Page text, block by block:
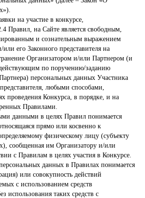
на участие в конкурсе,
Правил, на Сайте является свободным,
и сознательным выражением
или его Законного представителя на
Организатором и/или Партнером (и
по поручению/заданию
персональных данных Участника
любыми способами,
проведения Конкурса, в порядке, и на
Правилами.
данными в целях Правил понимается
прямо или косвенно к
физическому лицу (субъекту
сообщенная им Организатору и/или
с Правилам в целях участия в Конкурсе.
данных в Правилах понимается
или совокупность действий
с использованием средств
использования таких средств с
«В гостях у сказки».
опубликованные на сайте,
возможно только с
телеканала.